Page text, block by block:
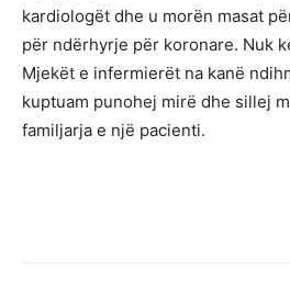
kardiologët dhe u morën masat
për ndërhyrje për koronare. Nuk
Mjekët e infermierët na kanë
kuptuam punohej mirë dhe sillej
familjarja e një pacienti.